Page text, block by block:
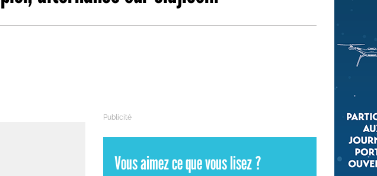
Ses démarches
Ses loisirs
Ses vacances
Vous aimez ce que vous lisez ?